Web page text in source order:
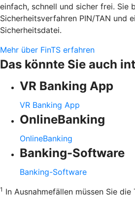
einfach, schnell und sicher frei. Sie
Sicherheitsverfahren PIN/TAN und
Sicherheitsdatei.
Mehr über FinTS erfahren
Das könnte Sie auch
VR Banking App
VR Banking App
OnlineBanking
OnlineBanking
Banking-Software
Banking-Software
1 In Ausnahmefällen müssen Sie